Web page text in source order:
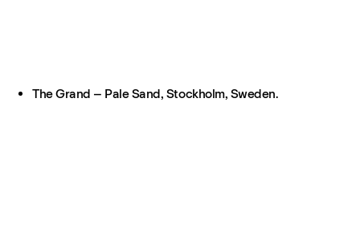
The Grand – Pale Sand, Stockholm, Sweden.